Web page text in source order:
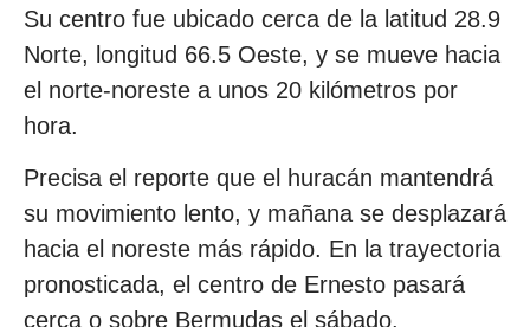
Su centro fue ubicado cerca de la latitud 28.9
Norte, longitud 66.5 Oeste, y se mueve hacia
el norte-noreste a unos 20 kilómetros por
hora.
Precisa el reporte que el huracán mantendrá
su movimiento lento, y mañana se desplazará
hacia el noreste más rápido. En la trayectoria
pronosticada, el centro de Ernesto pasará
cerca o sobre Bermudas el sábado.